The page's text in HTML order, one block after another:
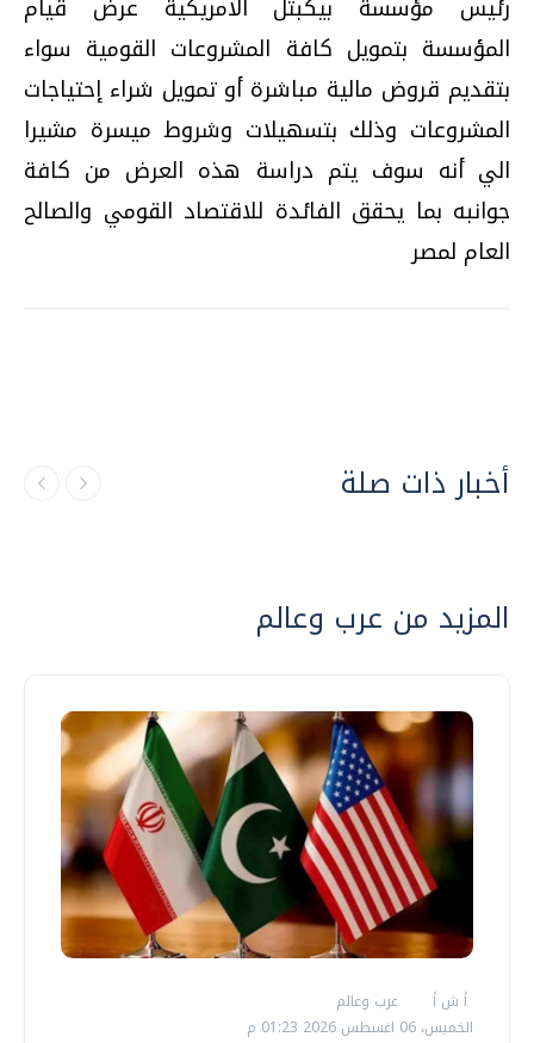
المؤسسة بتمويل كافة المشروعات القومية سواء
بتقديم قروض مالية مباشرة أو تمويل شراء إحتياجات
المشروعات وذلك بتسهيلات وشروط ميسرة مشيرا
الي أنه سوف يتم دراسة هذه العرض من كافة
جوانبه بما يحقق الفائدة للاقتصاد القومي والصالح
العام لمصر
أخبار ذات صلة
المزيد من عرب وعالم
أ ش أ
عرب وعالم
الخميس، 06 اغسطس 2026 01:23 م